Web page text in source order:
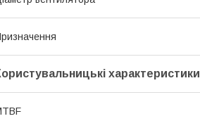
характеристики